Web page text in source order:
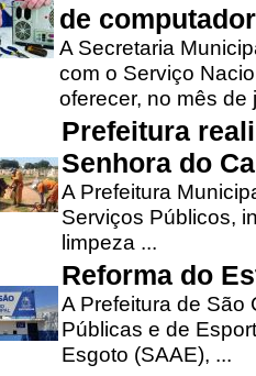
de
A Secretaria
com o Serviço
oferecer, no mês de
Prefeitura
Senhora do
A Prefeitura
Serviços Públicos,
limpeza ...
Reforma do
A Prefeitura de São
Públicas e de
Esgoto (SAAE), ...